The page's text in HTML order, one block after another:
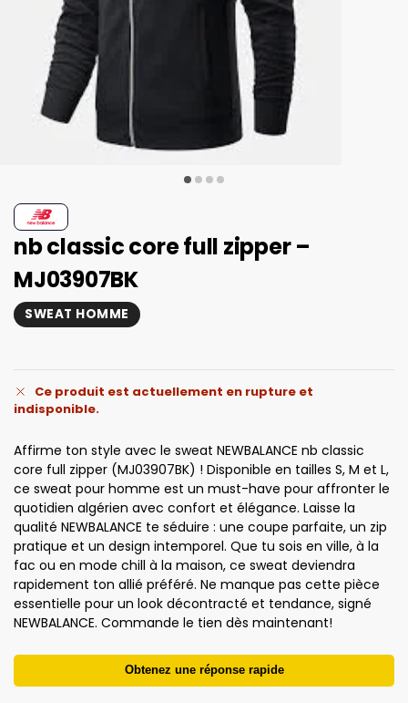
nb classic core full zipper –
MJ03907BK
SWEAT HOMME
Ce produit est actuellement en rupture et
indisponible.
Affirme ton style avec le sweat NEWBALANCE nb classic
core full zipper (MJ03907BK) ! Disponible en tailles S, M et L,
ce sweat pour homme est un must-have pour affronter le
quotidien algérien avec confort et élégance. Laisse la
qualité NEWBALANCE te séduire : une coupe parfaite, un zip
pratique et un design intemporel. Que tu sois en ville, à la
fac ou en mode chill à la maison, ce sweat deviendra
rapidement ton allié préféré. Ne manque pas cette pièce
essentielle pour un look décontracté et tendance, signé
NEWBALANCE. Commande le tien dès maintenant!
Obtenez une réponse rapide